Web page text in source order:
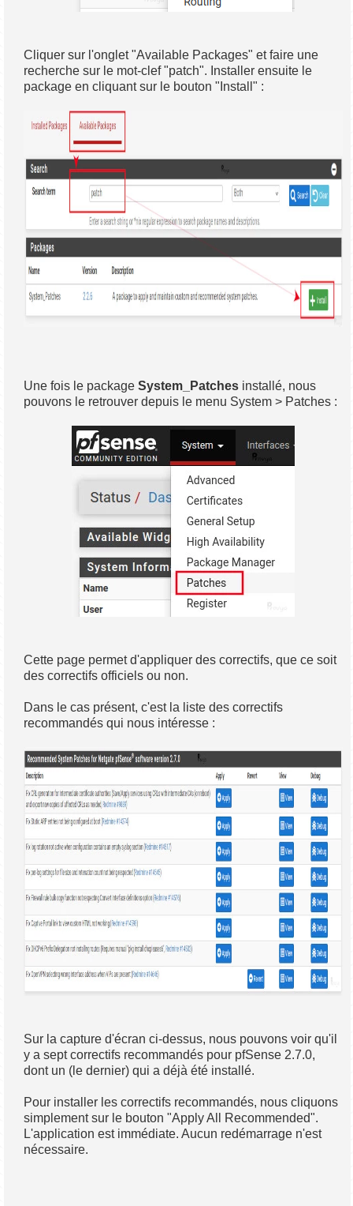
Cliquer sur l'onglet "Available Packages" et faire une
recherche sur le mot-clef "patch". Installer ensuite le
package en cliquant sur le bouton "Install" :
Une fois le packageSystem_Patches installé, nous
pouvons le retrouver depuis le menu System > Patches :
Cette page permet d'appliquer des correctifs, que ce soit
des correctifs officiels ou non.
Dans le cas présent, c'est la liste des correctifs
recommandés qui nous intéresse :
Sur la capture d'écran ci-dessus, nous pouvons voir qu'il
y a sept correctifs recommandés pour pfSense 2.7.0,
dont un (le dernier) qui a déjà été installé.
Pour installer les correctifs recommandés, nous cliquons
simplement sur le bouton "Apply All Recommended".
L'application est immédiate. Aucun redémarrage n'est
nécessaire.